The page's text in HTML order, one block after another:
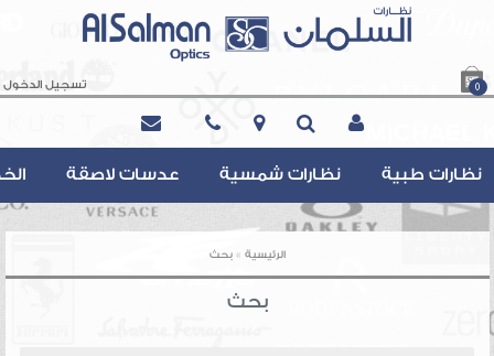
Contact@AlsalmanOptics.com
0 تسجيل الدخول
نظارات طبية نظارات شمسية عدسات لاصقة
الرئيسية »بحث
بحث